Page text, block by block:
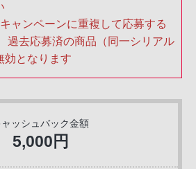
ャンペーンに重複して応募する
過去応募済の商品（同一シリアル
効となります
ャッシュバック金額
5,000円